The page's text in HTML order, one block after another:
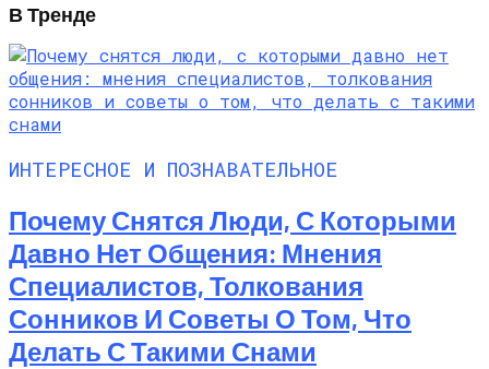
В Тренде
ИНТЕРЕСНОЕ И ПОЗНАВАТЕЛЬНОЕ
Почему Снятся Люди, С Которыми
Давно Нет Общения: Мнения
Специалистов, Толкования
Сонников И Советы О Том, Что
Делать С Такими Снами